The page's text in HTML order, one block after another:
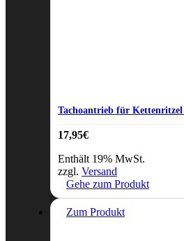
Tachoantrieb für
17,95€
Enthält 19% MwSt.
zzgl. Versand
Gehe zum Produkt
Zum Produkt